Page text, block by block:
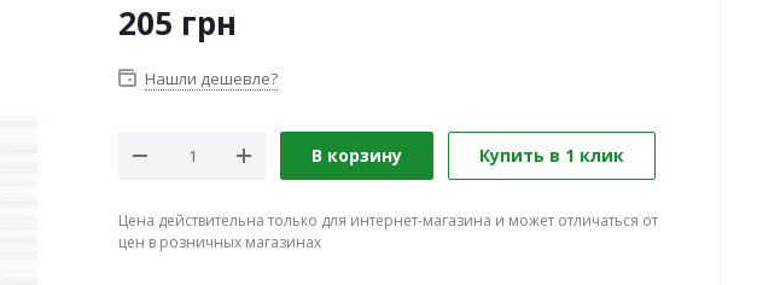
205 грн
Нашли дешевле?
В корзину Купить в 1 клик
Цена действительна только для интернет-магазина и может отличаться от
цен в розничных магазинах